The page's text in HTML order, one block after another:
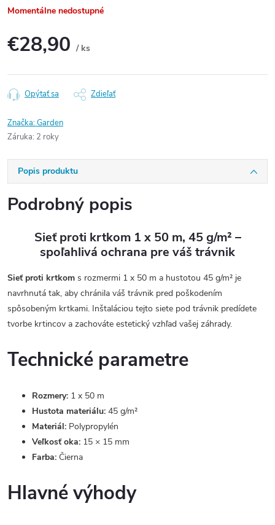
Momentálne nedostupné
€28,90 / ks
cena:
Opýtať sa Zdieľať
Značka:Garden
Záruka: 2 roky
Popis produktu
Podrobný popis
Sieť proti krtkom 1 x 50 m, 45 g/m² –
spoľahlivá ochrana pre váš trávnik
Sieť proti krtkom s rozmermi 1 x 50 m a hustotou 45 g/m² je
navrhnutá tak, aby chránila váš trávnik pred poškodením
spôsobeným krtkami. Inštaláciou tejto siete pod trávnik predídete
tvorbe krtincov a zachováte estetický vzhľad vašej záhrady.
Technické parametre
Rozmery: 1 x 50 m
Hustota materiálu: 45 g/m²
Materiál: Polypropylén
Veľkosť oka: 15 × 15 mm
Farba: Čierna
Hlavné výhody